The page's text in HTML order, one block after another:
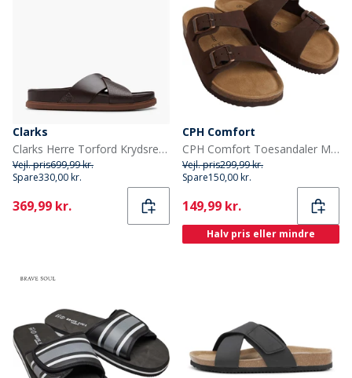
Clarks
Clarks Herre Torford Krydsrem Sandaler Brown Leather
Vejl. pris699,99 kr.
Spare330,00 kr.
Current
369,99 kr.
CPH Comfort
CPH Comfort Toesandaler Mørkebrun
Vejl. pris299,99 kr.
Spare150,00 kr.
Current
149,99 kr.
Halv pris eller mindre